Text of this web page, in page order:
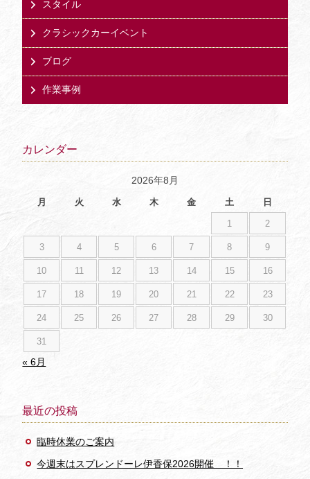
スタイル
クラシックカーイベント
ブログ
作業事例
カレンダー
2026年8月
月 火 水 木 金 土 日
1 2
3 4 5 6 7 8 9
10 11 12 13 14 15 16
17 18 19 20 21 22 23
24 25 26 27 28 29 30
31
« 6月
最近の投稿
臨時休業のご案内
今週末はスプレンドーレ伊香保2026開催 ！！